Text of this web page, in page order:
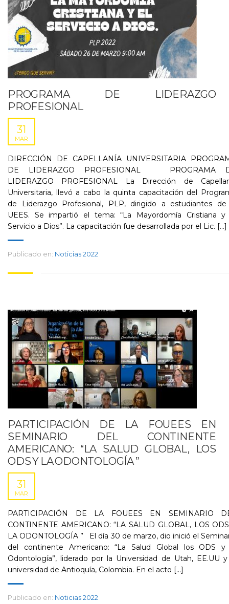
PROGRAMA DE LIDERAZGO
PROFESIONAL
31
MAR
DIRECCIÓN DE CAPELLANÍA UNIVERSITARIA
DE LIDERAZGO PROFESIONAL PROGRAMA
LIDERAZGO PROFESIONAL La Dirección de
Universitaria, llevó a cabo la quinta capacitación del
de Liderazgo Profesional, PLP, dirigido a estudiantes de
UEES. Se impartió el tema: “La Mayordomía Cristiana y
Servicio a Dios”. La capacitación fue desarrollada por el Lic. [...]
Publicado en: Noticias 2022
PARTICIPACIÓN DE LA FOUEES EN
SEMINARIO DEL CONTINENTE
AMERICANO: “LA SALUD GLOBAL, LOS
ODS Y LA ODONTOLOGÍA ”
31
MAR
PARTICIPACIÓN DE LA FOUEES EN SEMINARIO
CONTINENTE AMERICANO: “LA SALUD GLOBAL, LOS
LA ODONTOLOGÍA ” El día 30 de marzo, dio inició el
del continente Americano: “La Salud Global los ODS y
Odontología”, liderado por la Universidad de Utah, EE.UU
universidad de Antioquía, Colombia. En el acto [...]
Publicado en: Noticias 2022